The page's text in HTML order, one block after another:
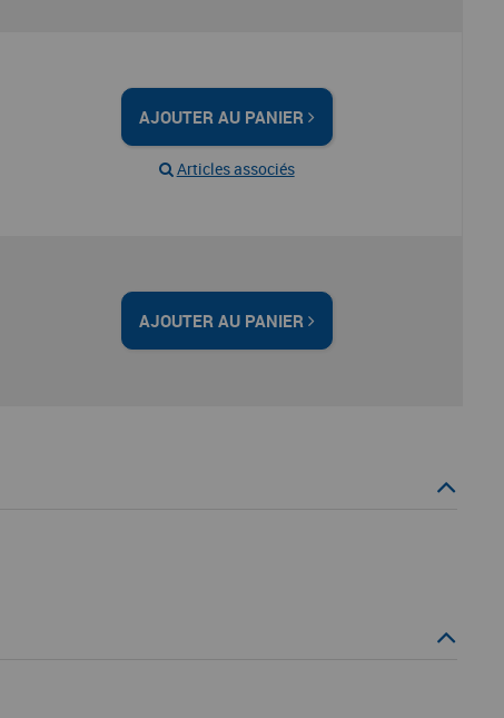
AJOUTER AU PANIER
Articles associés
AJOUTER AU PANIER